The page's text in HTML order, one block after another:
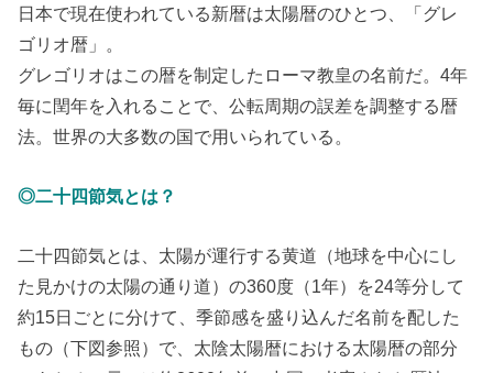
日本で現在使われている新暦は太陽暦のひとつ、「グレ
ゴリオ暦」。
グレゴリオはこの暦を制定したローマ教皇の名前だ。4年
毎に閏年を入れることで、公転周期の誤差を調整する暦
法。世界の大多数の国で用いられている。
◎二十四節気とは？
二十四節気とは、太陽が運行する黄道（地球を中心にし
た見かけの太陽の通り道）の360度（1年）を24等分して
約15日ごとに分けて、季節感を盛り込んだ名前を配した
もの（下図参照）で、太陰太陽暦における太陽暦の部分